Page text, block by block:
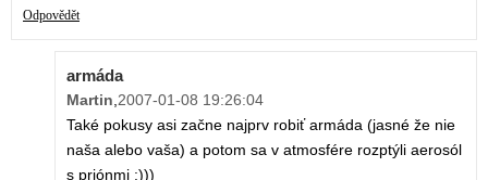
Odpovědět
armáda
Martin,2007-01-08 19:26:04
Také pokusy asi začne najprv robiť armáda (jasné že nie
naša alebo vaša) a potom sa v atmosfére rozptýli aerosól
s priónmi :)))